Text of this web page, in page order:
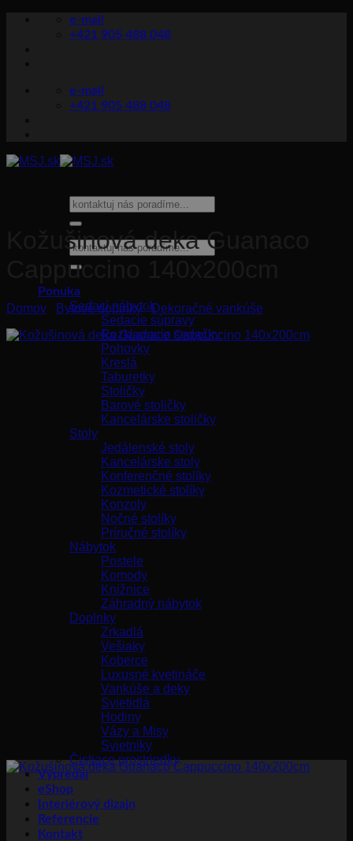
e-mail
+421 905 488 048
e-mail
+421 905 488 048
Hľadať:
Hľadať:
Ponuka
Sedací nábytok
Sedacie súpravy
Rozkladacie sedačky
Pohovky
Kreslá
Taburetky
Stoličky
Barové stoličky
Kancelárske stoličky
Stoly
Jedálenské stoly
Kancelárske stoly
Konferenčné stolíky
Kozmetické stolíky
Konzoly
Nočné stolíky
Príručné stolíky
Nábytok
Postele
Komody
Knižnice
Záhradný nábytok
Doplnky
Zrkadlá
Vešiaky
Koberce
Luxusné kvetináče
Vankúše a deky
Svietidlá
Hodiny
Vázy a Misy
Svietniky
Čistiace prostriedky
Výpredaj
eShop
Interiérový dizajn
Referencie
Kontakt
Kožušinová deka Guanaco
Cappuccino 140x200cm
Domov Bytové doplnky / Dekoračné vankúše